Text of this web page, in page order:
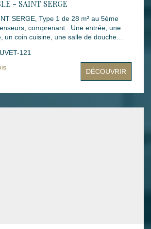
- SAINT SERGE
SERGE, Type 1 de 28 m² au 5ème
comprenant : Une entrée, une
un coin cuisine, une salle de douche
des dépenses
annuelle : entre 290 € et 440 €
moyens des énergies indexés : 2021,
€ Honoraires états des lieux : 84 €
121
DÉCOUVRIR